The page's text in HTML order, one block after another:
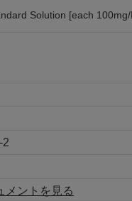
Solution [each
2
メントを見る